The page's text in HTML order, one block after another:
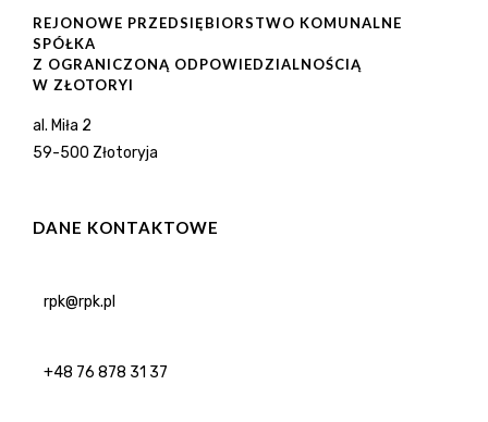
REJONOWE PRZEDSIĘBIORSTWO KOMUNALNE
SPÓŁKA
Z OGRANICZONĄ ODPOWIEDZIALNOŚCIĄ
W ZŁOTORYI
al. Miła 2
59-500 Złotoryja
DANE KONTAKTOWE
rpk@rpk.pl
+48 76 878 31 37